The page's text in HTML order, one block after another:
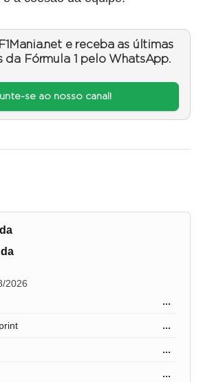
e receba as últimas
da Fórmula 1 pelo WhatsApp.
se ao nosso canal!
2026
...
...
...
...